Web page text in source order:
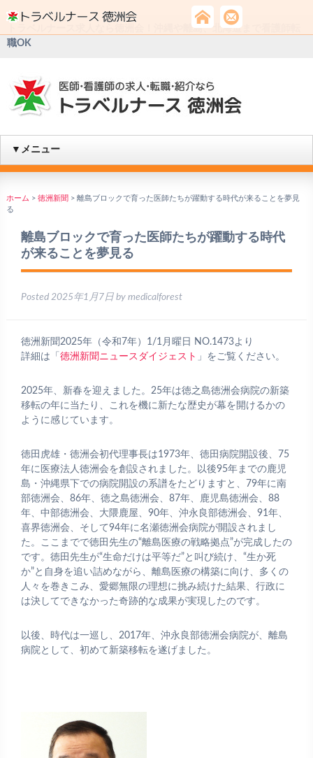
トラベルナース求人なら徳洲会！沖縄や離島、北海道まで看護師転
職OK
▼メニュー
ホーム > 徳洲新聞 > 離島ブロックで育った医師たちが躍動する時代が来ることを夢見
る
離島ブロックで育った医師たちが躍動する時代
が来ることを夢見る
Posted 2025年1月7日 by medicalforest
徳洲新聞2025年（令和7年）1/1月曜日 NO.1473より
詳細は「 徳洲新聞ニュースダイジェスト 」をご覧ください。
2025年、新春を迎えました。25年は徳之島徳洲会病院の新築
移転の年に当たり、これを機に新たな歴史が幕を開けるかの
ように感じています。
徳田虎雄・徳洲会初代理事長は1973年、徳田病院開設後、75
年に医療法人徳洲会を創設されました。以後95年までの鹿児
島・沖縄県下での病院開設の系譜をたどりますと、79年に南
部徳洲会、86年、徳之島徳洲会、87年、鹿児島徳洲会、88
年、中部徳洲会、大隈鹿屋、90年、沖永良部徳洲会、91年、
喜界徳洲会、そして94年に名瀬徳洲会病院が開設されまし
た。ここまでで徳田先生の“離島医療の戦略拠点”が完成したの
です。徳田先生が“生命だけは平等だ”と叫び続け、“生か死
か”と自身を追い詰めながら、離島医療の構築に向け、多くの
人々を巻きこみ、愛郷無限の理想に挑み続けた結果、行政に
は決してできなかった奇跡的な成果が実現したのです。
以後、時代は一巡し、2017年、沖永良部徳洲会病院が、離島
病院として、初めて新築移転を遂げました。